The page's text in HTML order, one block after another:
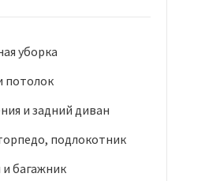
уборка
потолок
и задний диван
подлокотник
багажник